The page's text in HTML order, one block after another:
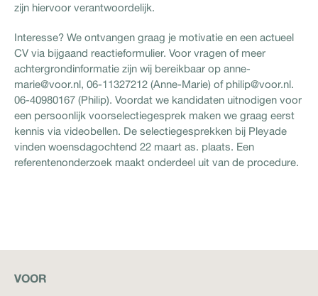
zijn hiervoor verantwoordelijk.
Interesse? We ontvangen graag je motivatie en een actueel
CV via bijgaand reactieformulier. Voor vragen of meer
achtergrondinformatie zijn wij bereikbaar op anne-
marie@voor.nl, 06-11327212 (Anne-Marie) of philip@voor.nl.
06-40980167 (Philip). Voordat we kandidaten uitnodigen voor
een persoonlijk voorselectiegesprek maken we graag eerst
kennis via videobellen. De selectiegesprekken bij Pleyade
vinden woensdagochtend 22 maart as. plaats. Een
referentenonderzoek maakt onderdeel uit van de procedure.
VOOR